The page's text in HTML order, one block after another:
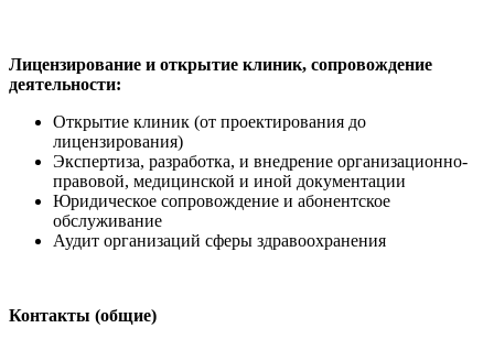
Лицензирование и открытие клиник, сопровождение
деятельности:
Открытие клиник (от проектирования до
лицензирования)
Экспертиза, разработка, и внедрение организационно-
правовой, медицинской и иной документации
Юридическое сопровождение и абонентское
обслуживание
Аудит организаций сферы здравоохранения
Контакты (общие)